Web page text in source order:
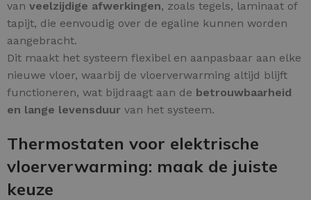
van veelzijdige afwerkingen, zoals tegels, laminaat of
tapijt, die eenvoudig over de egaline kunnen worden
aangebracht.
Dit maakt het systeem flexibel en aanpasbaar aan elke
nieuwe vloer, waarbij de vloerverwarming altijd blijft
functioneren, wat bijdraagt aan de betrouwbaarheid
en lange levensduur van het systeem.
Thermostaten voor elektrische
vloerverwarming: maak de juiste
keuze